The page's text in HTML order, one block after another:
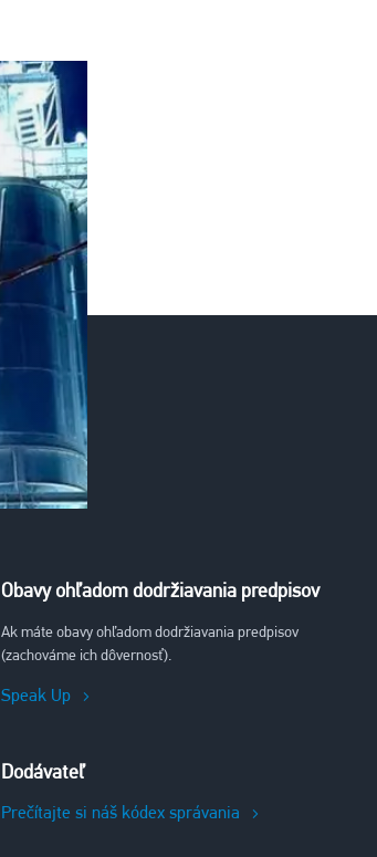
Obavy ohľadom dodržiavania predpisov
Ak máte obavy ohľadom dodržiavania predpisov
(zachováme ich dôvernosť).
Speak Up
Dodávateľ
Prečítajte si náš kódex správania